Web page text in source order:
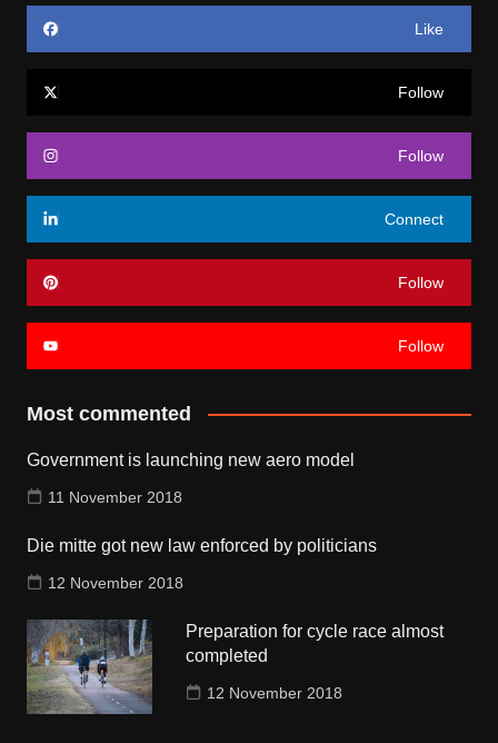
Like
Follow
Follow
Connect
Follow
Follow
Most commented
Government is launching new aero model
11 November 2018
Die mitte got new law enforced by politicians
12 November 2018
Preparation for cycle race almost
completed
12 November 2018